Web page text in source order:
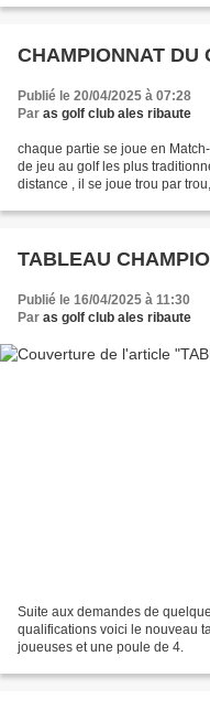
CHAMPIONNAT DU
Publié le 20/04/2025 à 07:28
Par as golf club ales ribaute
chaque partie se joue en
de jeu au golf les plus
distance , il se joue trou par
TABLEAU
Publié le 16/04/2025 à 11:30
Par as golf club ales ribaute
Suite aux demandes de
qualifications voici le nouveau
joueuses et une poule de 4.